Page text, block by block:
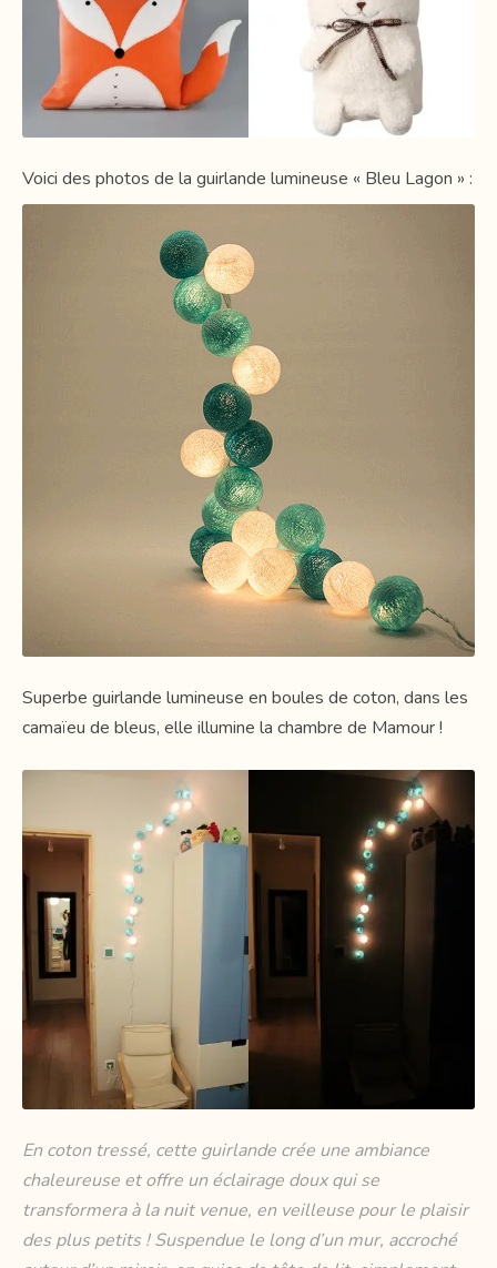
Voici des photos de la guirlande lumineuse « Bleu Lagon » :
Superbe guirlande lumineuse en boules de coton, dans les
camaïeu de bleus, elle illumine la chambre de Mamour !
En coton tressé, cette guirlande crée une ambiance
chaleureuse et offre un éclairage doux qui se
transformera à la nuit venue, en veilleuse pour le plaisir
des plus petits ! Suspendue le long d’un mur, accroché